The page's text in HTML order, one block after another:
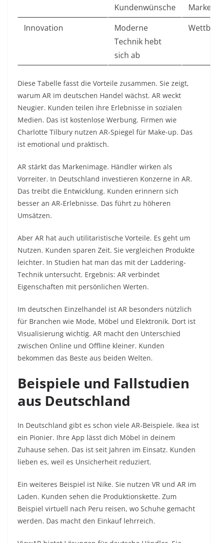
Kundenwünsche
Innovation
Moderne
Technik hebt
sich ab
Diese Tabelle fasst die Vorteile zusammen. Sie zeigt,
warum AR im deutschen Handel wächst. AR weckt
Neugier. Kunden teilen ihre Erlebnisse in sozialen
Medien. Das ist kostenlose Werbung. Firmen wie
Charlotte Tilbury nutzen AR-Spiegel für Make-up. Das
ist emotional und praktisch.
AR stärkt das Markenimage. Händler wirken als
Vorreiter. In Deutschland investieren Konzerne in AR.
Das treibt die Entwicklung. Kunden erinnern sich
besser an AR-Erlebnisse. Das führt zu höheren
Umsätzen.
Aber AR hat auch utilitaristische Vorteile. Es geht um
Nutzen. Kunden sparen Zeit. Sie vergleichen Produkte
leichter. In Studien hat man das mit der Laddering-
Technik untersucht. Ergebnis: AR verbindet
Eigenschaften mit persönlichen Werten.
Im deutschen Einzelhandel ist AR besonders nützlich
für Branchen wie Mode, Möbel und Elektronik. Dort ist
Visualisierung wichtig. AR macht den Unterschied
zwischen Online und Offline kleiner. Kunden
bekommen das Beste aus beiden Welten.
Beispiele und Fallstudien
aus Deutschland
In Deutschland gibt es schon viele AR-Beispiele. Ikea ist
ein Pionier. Ihre App lässt dich Möbel in deinem
Zuhause sehen. Das ist seit Jahren im Einsatz. Kunden
lieben es, weil es Unsicherheit reduziert.
Ein weiteres Beispiel ist Nike. Sie nutzen VR und AR im
Laden. Kunden sehen die Produktionskette. Zum
Beispiel virtuell nach Peru reisen, wo Schuhe gemacht
werden. Das macht den Einkauf lehrreich.